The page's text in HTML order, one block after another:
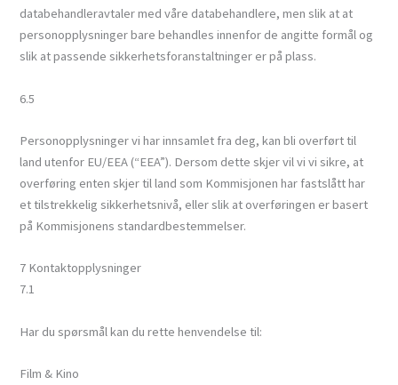
databehandleravtaler med våre databehandlere, men slik at at
personopplysninger bare behandles innenfor de angitte formål og
slik at passende sikkerhetsforanstaltninger er på plass.
6.5
Personopplysninger vi har innsamlet fra deg, kan bli overført til
land utenfor EU/EEA (“EEA”). Dersom dette skjer vil vi vi sikre, at
overføring enten skjer til land som Kommisjonen har fastslått har
et tilstrekkelig sikkerhetsnivå, eller slik at overføringen er basert
på Kommisjonens standardbestemmelser.
7 Kontaktopplysninger
7.1
Har du spørsmål kan du rette henvendelse til:
Film & Kino